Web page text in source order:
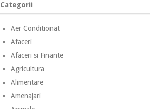
Categorii
Aer Conditionat
Afaceri
Afaceri si Finante
Agricultura
Alimentare
Amenajari